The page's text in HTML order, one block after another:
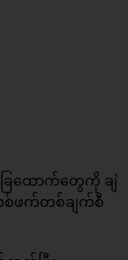
ေထောက်တွေကို ချဲ
တစ်ဖက်တစ်ချက်စီ